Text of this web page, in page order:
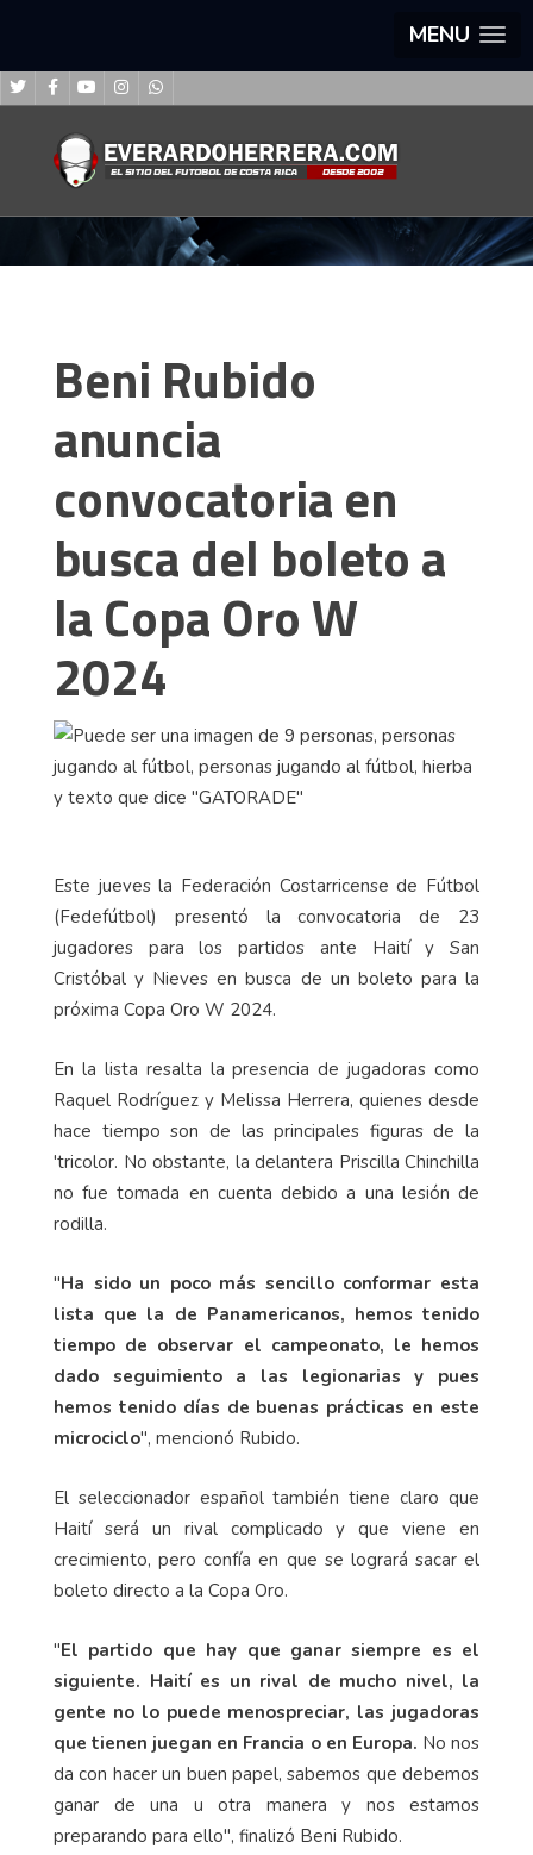
MENU
Beni Rubido
anuncia
convocatoria en
busca del boleto a
la Copa Oro W
2024
Este jueves la Federación Costarricense de Fútbol
(Fedefútbol) presentó la convocatoria de 23
jugadores para los partidos ante Haití y San
Cristóbal y Nieves en busca de un boleto para la
próxima Copa Oro W 2024.
En la lista resalta la presencia de jugadoras como
Raquel Rodríguez y Melissa Herrera, quienes desde
hace tiempo son de las principales figuras de la
'tricolor. No obstante, la delantera Priscilla Chinchilla
no fue tomada en cuenta debido a una lesión de
rodilla.
"Ha sido un poco más sencillo conformar esta
lista que la de Panamericanos, hemos tenido
tiempo de observar el campeonato, le hemos
dado seguimiento a las legionarias y pues
hemos tenido días de buenas prácticas en este
microciclo", mencionó Rubido.
El seleccionador español también tiene claro que
Haití será un rival complicado y que viene en
crecimiento, pero confía en que se logrará sacar el
boleto directo a la Copa Oro.
"El partido que hay que ganar siempre es el
siguiente. Haití es un rival de mucho nivel, la
gente no lo puede menospreciar, las jugadoras
que tienen juegan en Francia o en Europa. No nos
da con hacer un buen papel, sabemos que debemos
ganar de una u otra manera y nos estamos
preparando para ello", finalizó Beni Rubido.